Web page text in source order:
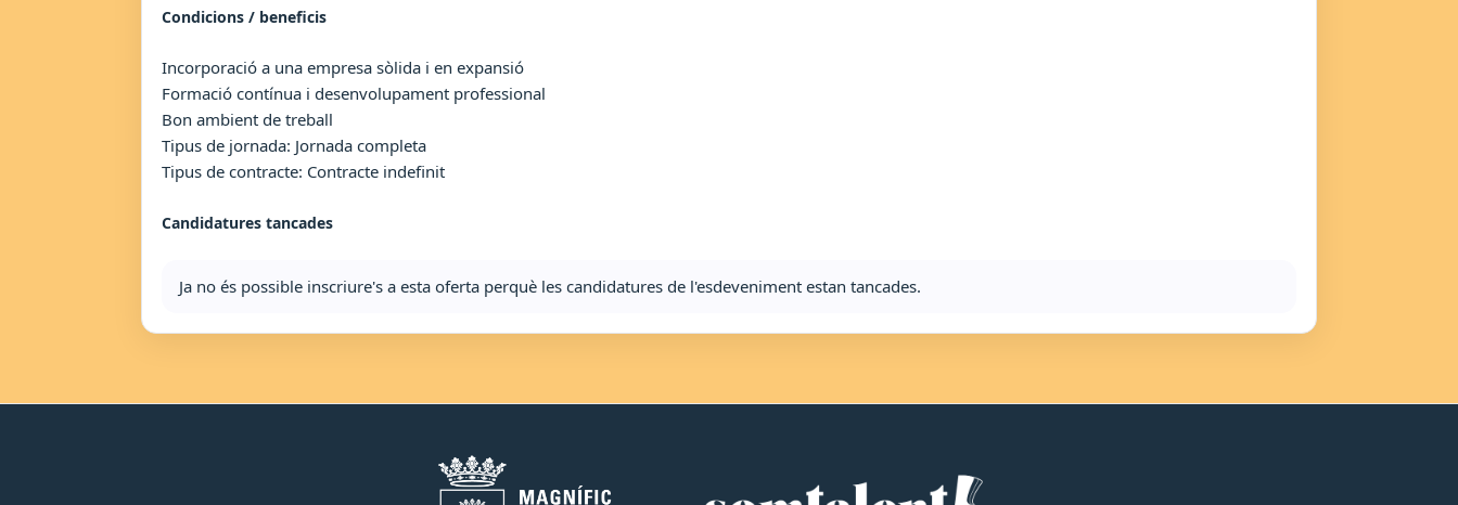
Condicions / beneficis
Incorporació a una empresa sòlida i en expansió
Formació contínua i desenvolupament professional
Bon ambient de treball
Tipus de jornada: Jornada completa
Tipus de contracte: Contracte indefinit
Candidatures tancades
Ja no és possible inscriure's a esta oferta perquè les candidatures de l'esdeveniment estan tancades.